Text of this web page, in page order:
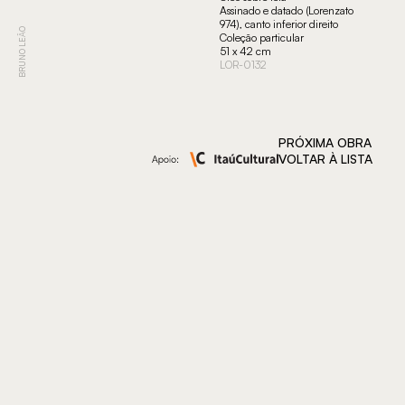
BRUNO LEÃO
Assinado e datado (Lorenzato
974), canto inferior direito
Coleção particular
51 x 42 cm
LOR-0132
PRÓXIMA OBRA
VOLTAR À LISTA